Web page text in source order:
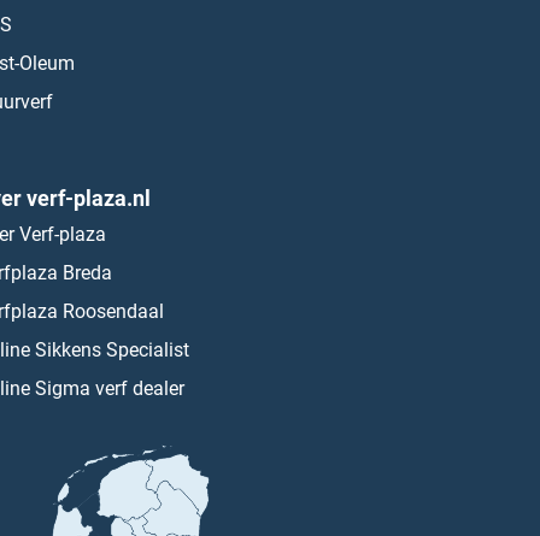
Oleum
verf-plaza.nl
Verf-plaza
Breda
Roosendaal
Sikkens Specialist
Sigma verf dealer